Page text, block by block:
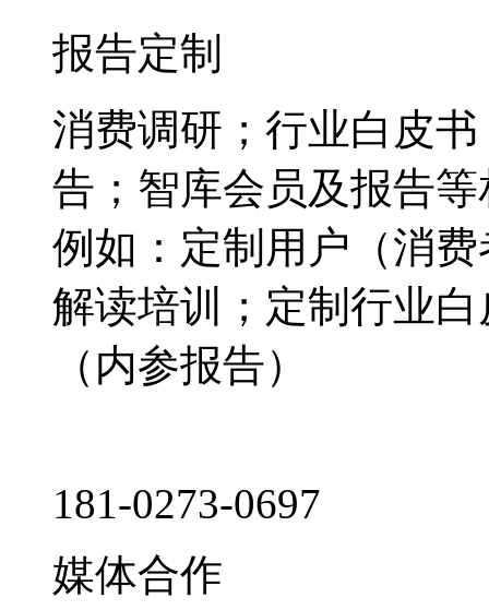
报告定制
消费调研；行业白皮
告；智库会员及报告
例如：定制用户（消
解读培训；定制行业
（内参报告）
181-0273-0697
媒体合作